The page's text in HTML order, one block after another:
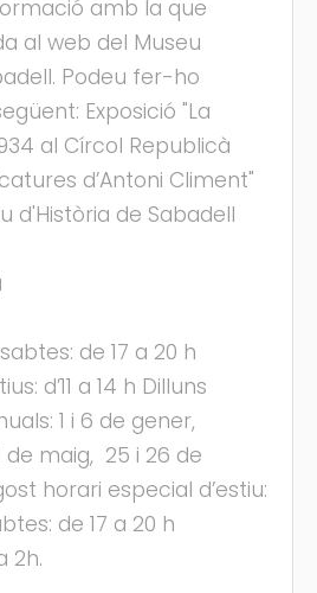
amb la que
al web del Museu
Podeu fer-ho
Exposició "La
al Círcol Republicà
d’Antoni Climent"
d'Història de Sabadell
de 17 a 20 h
d’11 a 14 h Dilluns
1 i 6 de gener,
de maig, 25 i 26 de
horari especial d’estiu:
de 17 a 20 h
2h.